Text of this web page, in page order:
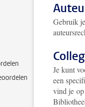
Gebruik
Je kunt
een
vind je